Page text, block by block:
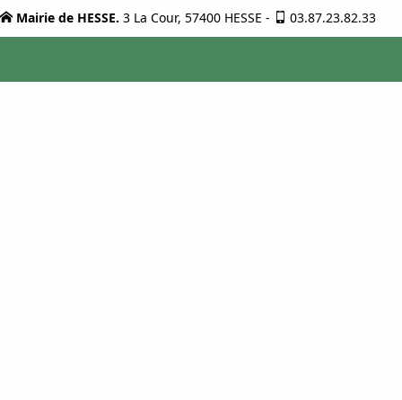
Mairie de HESSE. 3 La Cour, 57400 HESSE - 03.87.23.82.33